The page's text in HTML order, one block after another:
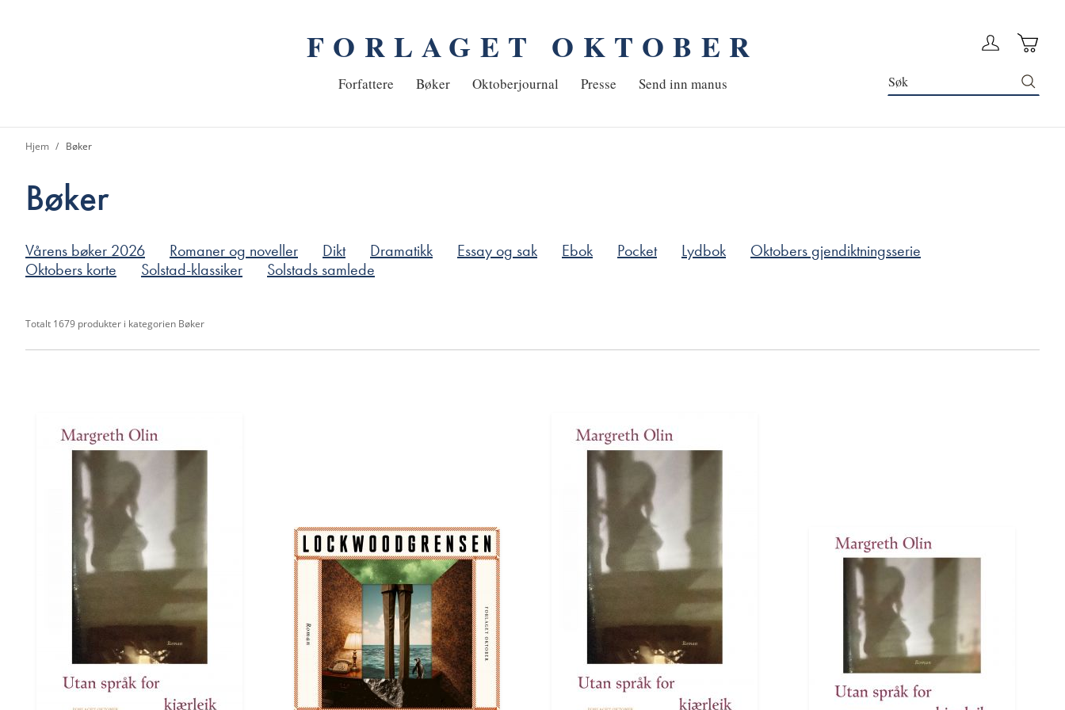
Logg
FORLAGET OKTOBER
Hjem
Forfattere Bøker Oktoberjournal Presse Send inn manus Søk
Hjem Bøker
Bøker
Vårens bøker 2026 Romaner og noveller Dikt Dramatikk Essay og sak Ebok Pocket Lydbok
Oktobers gjendiktningsserie
Oktobers korte
Solstad-klassiker Solstads samlede
Totalt 1679 produkter i kategorien Bøker